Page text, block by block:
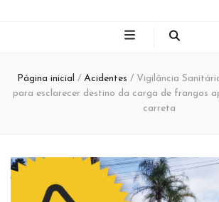
Página inicial / Acidentes / Vigilância
para esclarecer destino da carga de frangos
carreta